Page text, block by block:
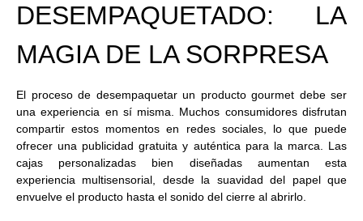
DESEMPAQUETADO: LA
MAGIA DE LA SORPRESA
El proceso de desempaquetar un producto gourmet debe ser
una experiencia en sí misma. Muchos consumidores disfrutan
compartir estos momentos en redes sociales, lo que puede
ofrecer una publicidad gratuita y auténtica para la marca. Las
cajas personalizadas bien diseñadas aumentan esta
experiencia multisensorial, desde la suavidad del papel que
envuelve el producto hasta el sonido del cierre al abrirlo.